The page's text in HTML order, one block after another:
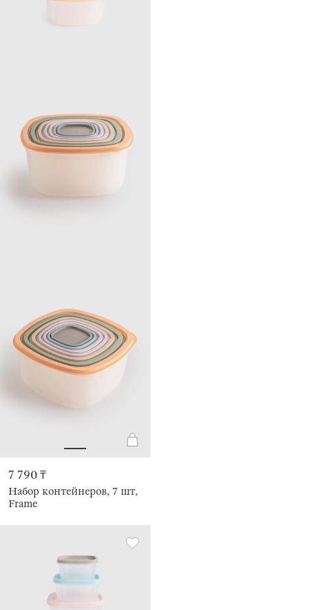
7 790 ₸
Набор контейнеров, 7 шт,
Frame